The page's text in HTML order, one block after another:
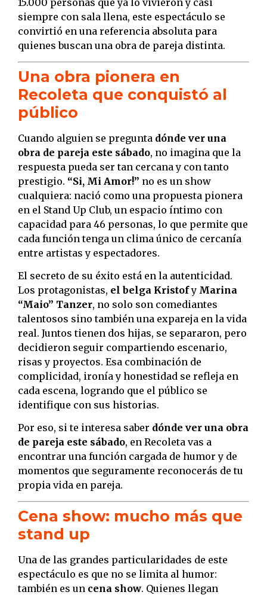
15.000 personas que ya lo vivieron y casi
siempre con sala llena, este espectáculo se
convirtió en una referencia absoluta para
quienes buscan una obra de pareja distinta.
Una obra pionera en
Recoleta que conquistó al
público
Cuando alguien se pregunta dónde ver una
obra de pareja este sábado, no imagina que la
respuesta pueda ser tan cercana y con tanto
prestigio. “Si, Mi Amor!” no es un show
cualquiera: nació como una propuesta pionera
en el Stand Up Club, un espacio íntimo con
capacidad para 46 personas, lo que permite que
cada función tenga un clima único de cercanía
entre artistas y espectadores.
El secreto de su éxito está en la autenticidad.
Los protagonistas, el belga Kristofy Marina
“Maio” Tanzer, no solo son comediantes
talentosos sino también una expareja en la vida
real. Juntos tienen dos hijas, se separaron, pero
decidieron seguir compartiendo escenario,
risas y proyectos. Esa combinación de
complicidad, ironía y honestidad se refleja en
cada escena, logrando que el público se
identifique con sus historias.
Por eso, si te interesa saber dónde ver una obra
de pareja este sábado, en Recoleta vas a
encontrar una función cargada de humor y de
momentos que seguramente reconocerás de tu
propia vida en pareja.
Cena show: mucho más que
stand up
Una de las grandes particularidades de este
espectáculo es que no se limita al humor:
también es un cena show. Quienes llegan